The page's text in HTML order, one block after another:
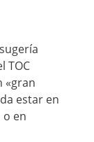
TOC
«gran
estar en
o en